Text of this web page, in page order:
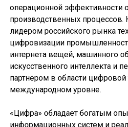
операционной эффективности
производственных процессов.
лидером российского рынка
цифровизации
интернета вещей, машинного
искусственного интеллекта и
партнёром в области
международном уровне.
«Цифра» обладает богатым
информационных систем и